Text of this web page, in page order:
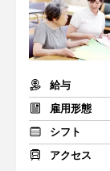
給与
雇用形態
シフト
アクセス